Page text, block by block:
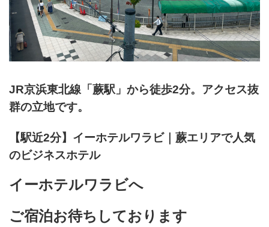
JR京浜東北線「蕨駅」から徒歩2分。アクセス抜
群の立地です。
【駅近2分】イーホテルワラビ｜蕨エリアで人気
のビジネスホテル
イーホテルワラビへ
ご宿泊お待ちしております